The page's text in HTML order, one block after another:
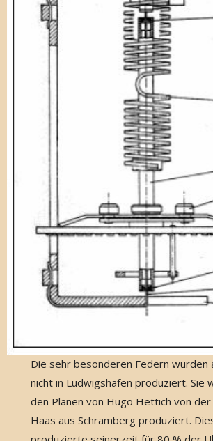
Die sehr besonderen Federn wurden
nicht in Ludwigshafen produziert. Sie
den Plänen von Hugo Hettich von der
Haas aus Schramberg produziert.